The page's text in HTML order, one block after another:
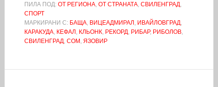
ПИЛА ПОД: ОТ РЕГИОНА, ОТ СТРАНАТА, СВИЛЕНГРАД,
СПОРТ
МАРКИРАНИ С: БАЩА, ВИЦЕАДМИРАЛ , ИВАЙЛОВГРАД,
КАРАКУДА, КЕФАЛ , КЛЬОНК, РЕКОРД, РИБАР, РИБОЛОВ,
СВИЛЕНГРАД, СОМ , ЯЗОВИР